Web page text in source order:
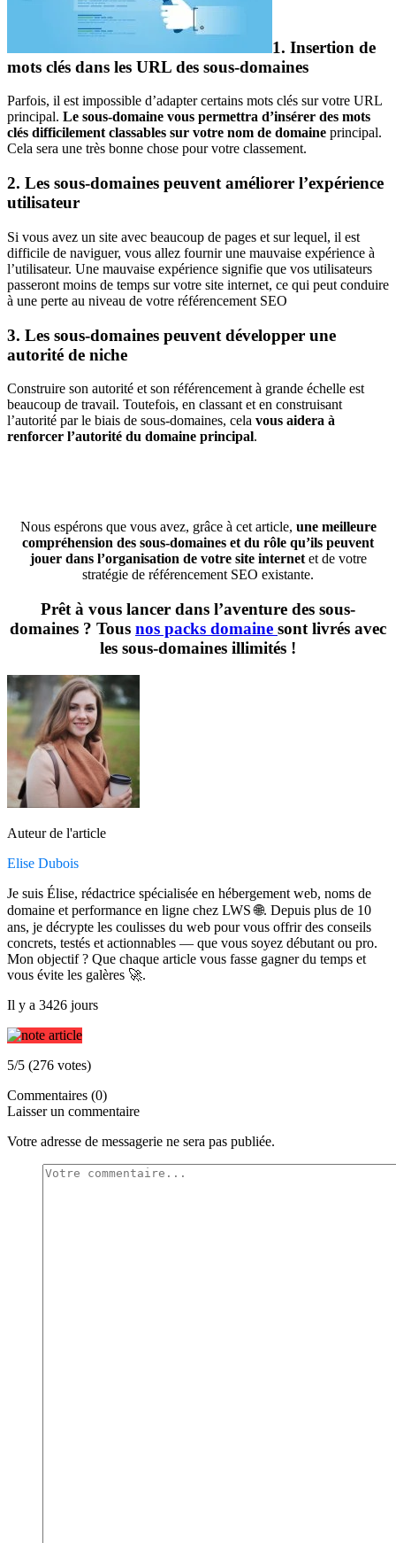
1. Insertion de
mots clés dans les URL des sous-domaines
Parfois, il est impossible d’adapter certains mots clés sur votre URL
principal. Le sous-domaine vous permettra d’insérer des mots
clés difficilement classables sur votre nom de domaine principal.
Cela sera une très bonne chose pour votre classement.
2. Les sous-domaines peuvent améliorer l’expérience
utilisateur
Si vous avez un site avec beaucoup de pages et sur lequel, il est
difficile de naviguer, vous allez fournir une mauvaise expérience à
l’utilisateur. Une mauvaise expérience signifie que vos utilisateurs
passeront moins de temps sur votre site internet, ce qui peut conduire
à une perte au niveau de votre référencement SEO
3. Les sous-domaines peuvent développer une
autorité de niche
Construire son autorité et son référencement à grande échelle est
beaucoup de travail. Toutefois, en classant et en construisant
l’autorité par le biais de sous-domaines, cela vous aidera à
renforcer l’autorité du domaine principal.
Nous espérons que vous avez, grâce à cet article, une meilleure
compréhension des sous-domaines et du rôle qu’ils peuvent
jouer dans l’organisation de votre site internetet de votre
stratégie de référencement SEO existante.
Prêt à vous lancer dans l’aventure des sous-
domaines ? Tous nos packs domaine sont livrés avec
les sous-domaines illimités !
Auteur de l'article
Elise Dubois
Je suis Élise, rédactrice spécialisée en hébergement web, noms de
domaine et performance en ligne chez LWS 🌐. Depuis plus de 10
ans, je décrypte les coulisses du web pour vous offrir des conseils
concrets, testés et actionnables — que vous soyez débutant ou pro.
Mon objectif ? Que chaque article vous fasse gagner du temps et
vous évite les galères 🚀.
Il y a 3426 jours
5/5 (276 votes)
Commentaires (0)
Laisser un commentaire
Votre adresse de messagerie ne sera pas publiée.